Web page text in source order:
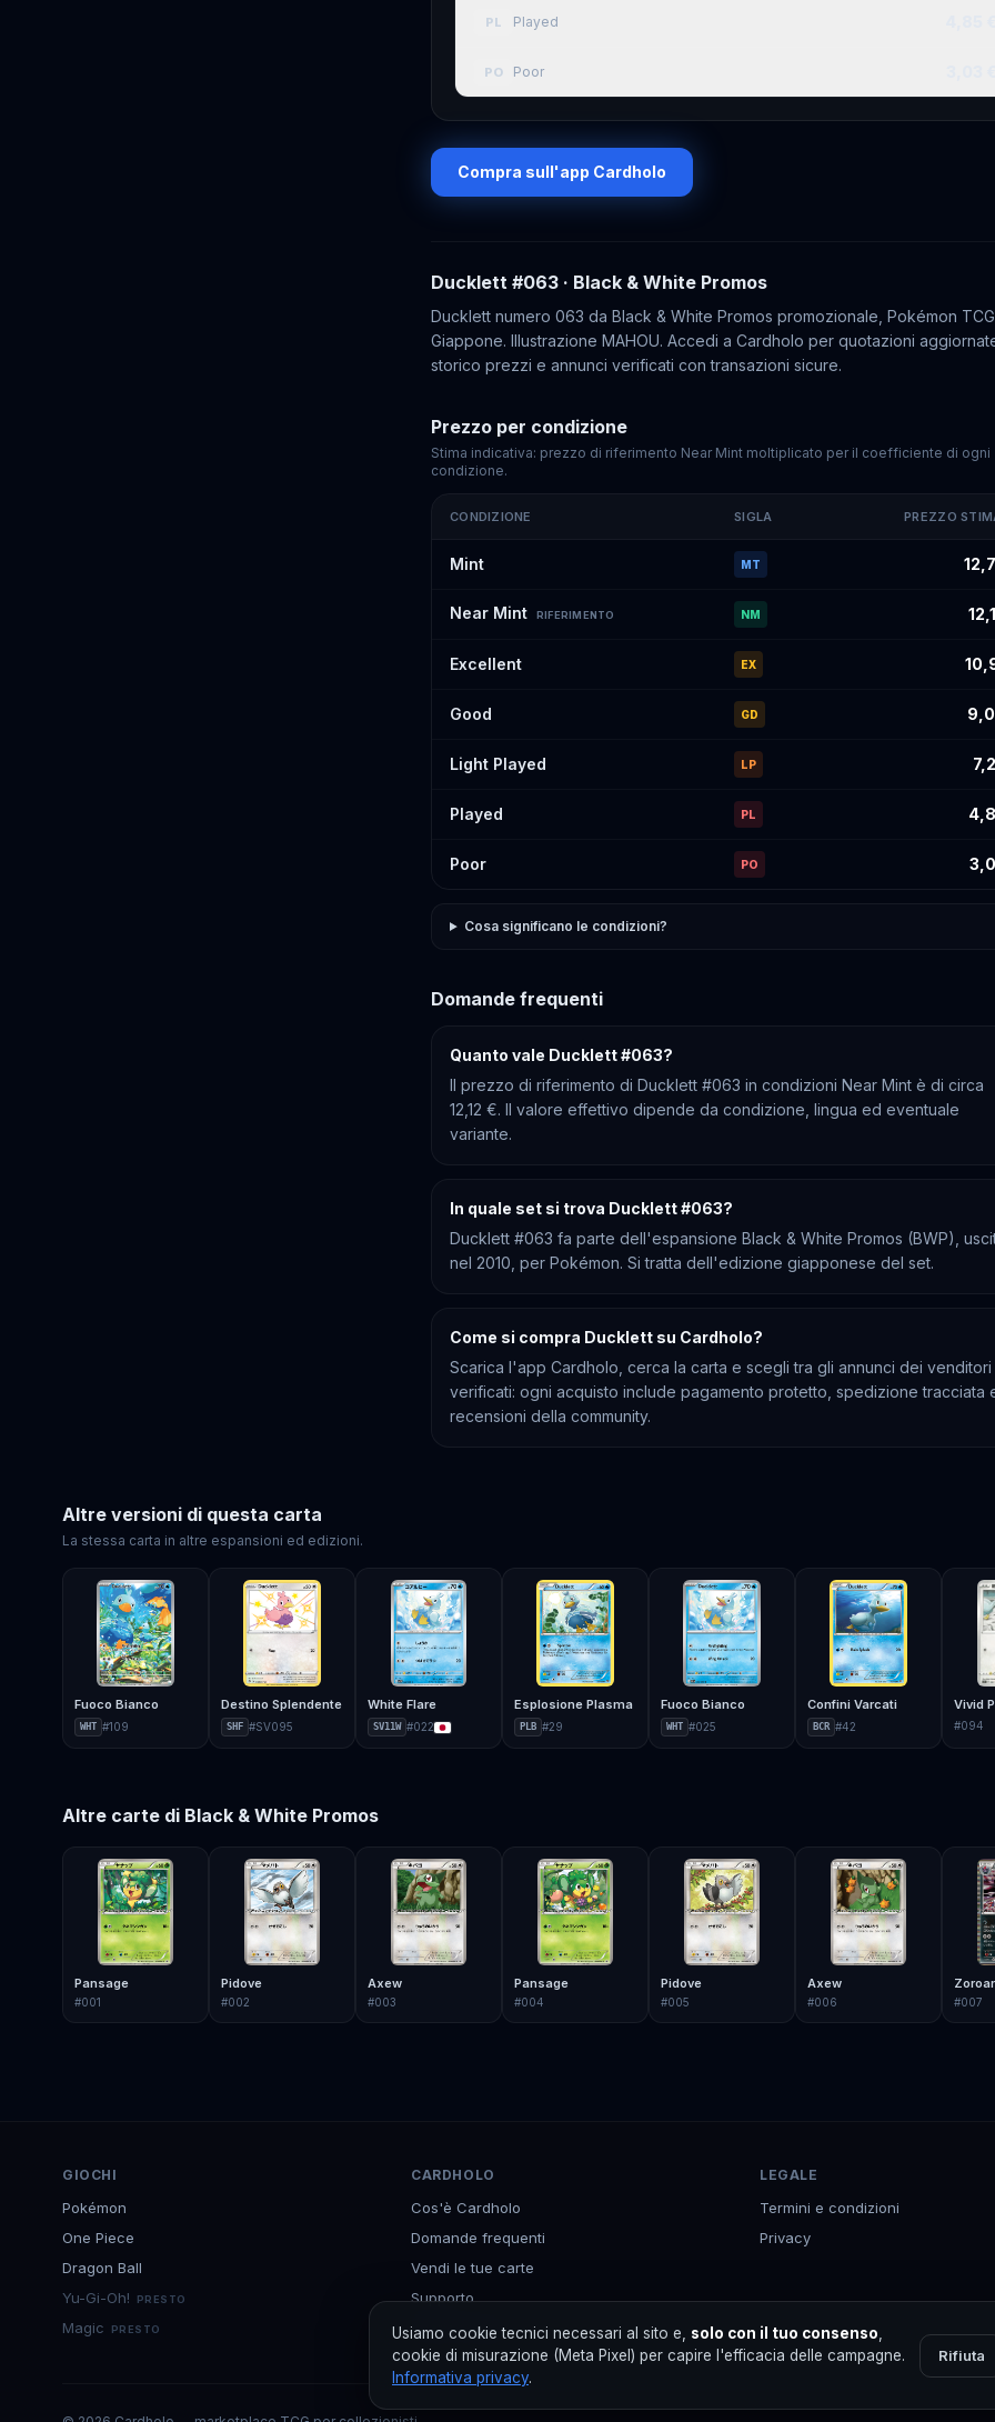
PL Played
PO Poor
Compra sull'app Cardholo
Ducklett #063 · Black & White Promos
Ducklett numero 063 da Black & White Promos promozionale, Pokémon TCG
Giappone. Illustrazione MAHOU. Accedi a Cardholo per quotazioni
storico prezzi e annunci verificati con transazioni sicure.
Prezzo per condizione
Stima indicativa: prezzo di riferimento Near Mint moltiplicato per il coefficiente di ogni
condizione.
per condizione
CONDIZIONE SIGLA PREZZO
Mint MT
Near Mint RIFERIMENTO NM
Excellent EX
Good GD
Light Played LP
Played PL
Poor PO
Cosa significano le condizioni?
Domande frequenti
Quanto vale Ducklett #063?
Il prezzo di riferimento di Ducklett #063 in condizioni Near Mint è di circa
12,12 €. Il valore effettivo dipende da condizione, lingua ed eventuale
variante.
In quale set si trova Ducklett #063?
Ducklett #063 fa parte dell'espansione Black & White Promos (BWP),
nel 2010, per Pokémon. Si tratta dell'edizione giapponese del set.
Come si compra Ducklett su Cardholo?
Scarica l'app Cardholo, cerca la carta e scegli tra gli annunci dei venditori
verificati: ogni acquisto include pagamento protetto, spedizione tracciata
recensioni della community.
Altre versioni di questa carta
La stessa carta in altre espansioni ed edizioni.
Fuoco Bianco
WHT #109
Destino Splendente
SHF #SV095
White Flare
SV11W #022
Esplosione Plasma
PLB #29
Fuoco Bianco
WHT #025
Confini Varcati
BCR #42 #094
Altre carte di Black & White Promos
Pansage
#001
Pidove
#002
Axew
#003
Pansage
#004
Pidove
#005
Axew
#006 #007
GIOCHI
Pokémon
One Piece
Dragon Ball
Yu-Gi-Oh!
PRESTO
Magic PRESTO
CARDHOLO
Cos'è Cardholo
Domande frequenti
Vendi le tue carte
Supporto
Scarica l'app
LEGALE
Termini e condizioni
Privacy
Usiamo cookie tecnici necessari al sito e, solo con il tuo consenso
cookie di misurazione (Meta Pixel) per capire l'efficacia delle campagne.
Informativa privacy.
Rifiuta